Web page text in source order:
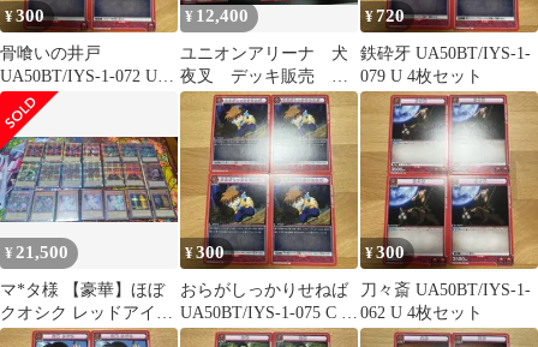
¥300
骨喰いの井戸
UA50BT/IYS-1-072 U 2
枚セット
¥ 12,400
ユニオンアリーナ 犬
夜叉 デッキ販売 調
整パーツ付き
¥720
鉄砕牙 UA50BT/IYS-1-
079 U 4枚セット
¥ 21,500
マ*タ様 【豪華】ほぼ
クオシク レッドアイズ
デッキ スリーブ＆デッ
¥300
おらがしっかりせねば
UA50BT/IYS-1-075 C 4
枚セット
¥300
刀々斎 UA50BT/IYS-1-
062 U 4枚セット